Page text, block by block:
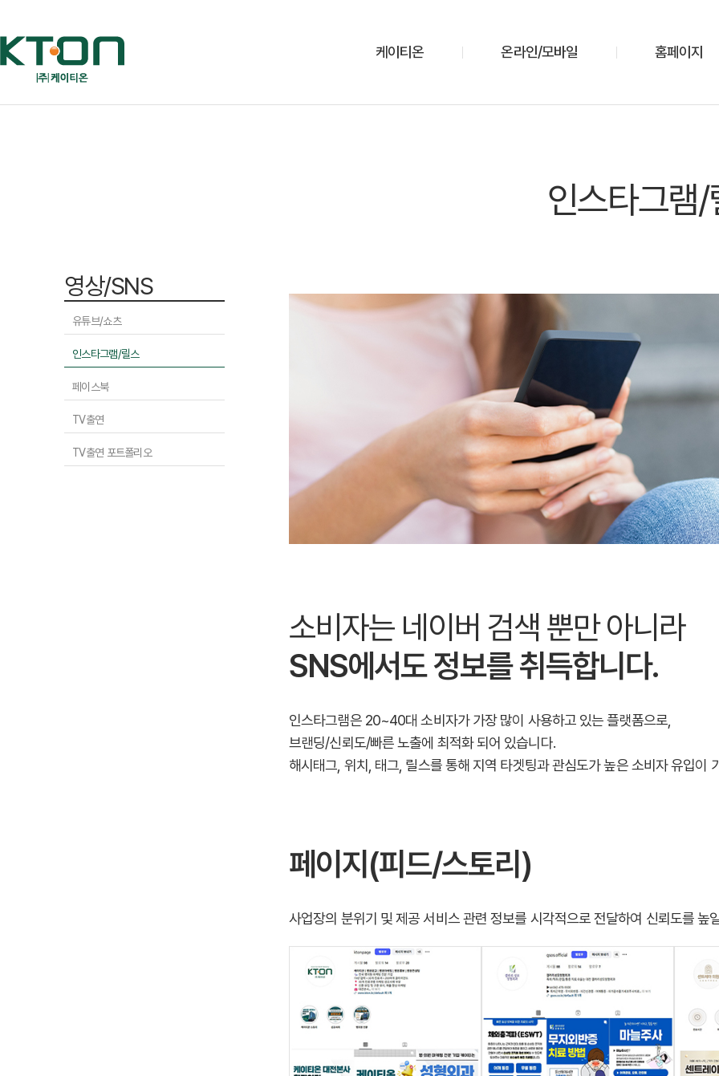
케이티온 온라인/모바일 홈페이지
인스타그램/
영상/SNS
유튜브/쇼츠
인스타그램/릴스
페이스북
TV출연
TV출연 포트폴리오
소비자는 네이버 검색 뿐만 아니라
SNS에서도 정보를 취득합니다.
인스타그램은 20~40대 소비자가 가장 많이 사용하고 있는 플랫폼으로,
브랜딩/신뢰도/빠른 노출에 최적화 되어 있습니다.
해시태그, 위치, 태그, 릴스를 통해 지역 타겟팅과 관심도가 높은 소비자 유입이
페이지(피드/스토리)
사업장의 분위기 및 제공 서비스 관련 정보를 시각적으로 전달하여 신뢰도를 높